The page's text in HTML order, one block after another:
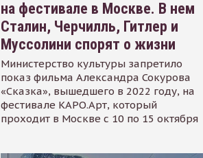
на фестивале в Москве. В нем
Сталин, Черчилль, Гитлер и
Муссолини спорят о жизни
Министерство культуры запретило
показ фильма Александра Сокурова
«Сказка», вышедшего в 2022 году, на
фестивале КАРО.Арт, который
проходит в Москве с 10 по 15 октября